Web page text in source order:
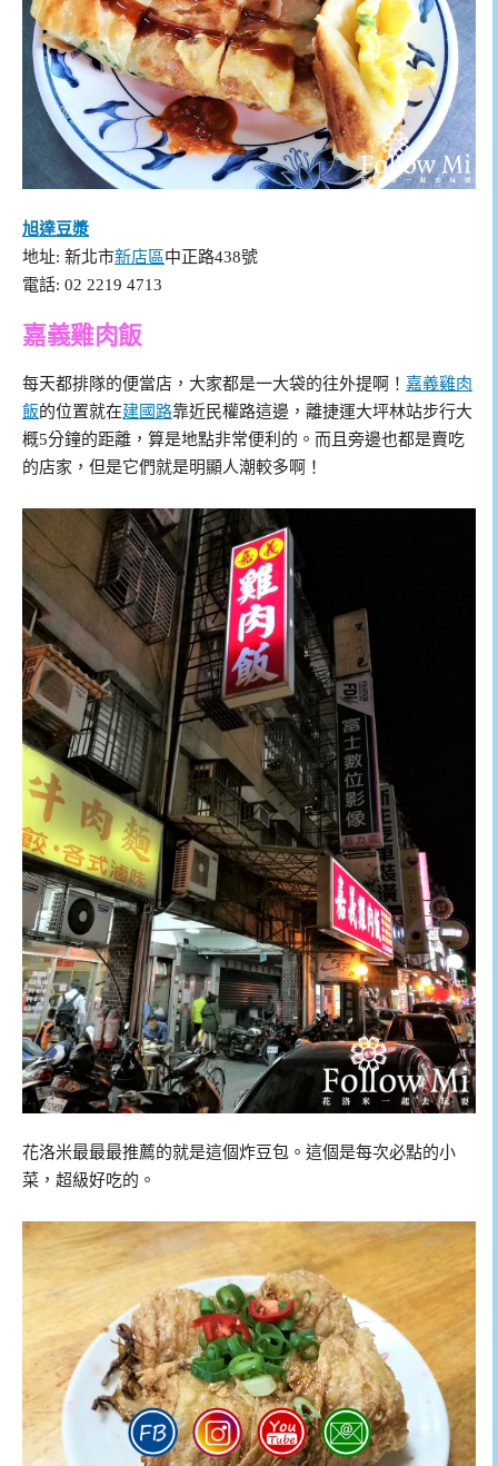
旭達豆漿
地址: 新北市新店區中正路438號
電話: 02 2219 4713
嘉義雞肉飯
每天都排隊的便當店，大家都是一大袋的往外提啊！ 嘉義雞肉
飯的位置就在建國路靠近民權路這邊，離捷運大坪林站步行大
概5分鐘的距離，算是地點非常便利的。而且旁邊也都是賣吃
的店家，但是它們就是明顯人潮較多啊！
花洛米最最最推薦的就是這個炸豆包。這個是每次必點的小
菜，超級好吃的。